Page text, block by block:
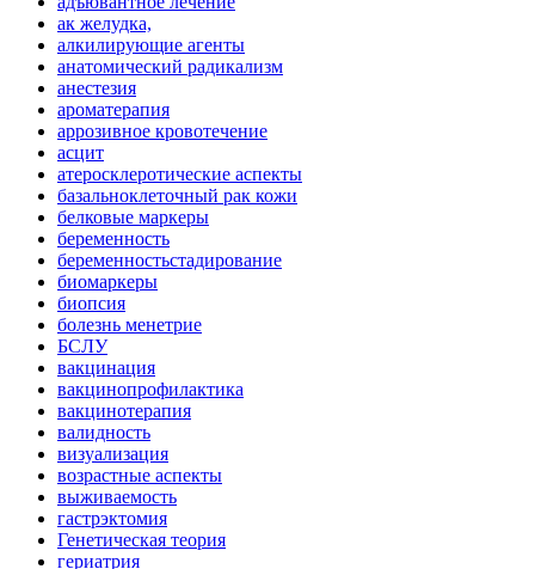
ак желудка,
алкилирующие агенты
анатомический радикализм
анестезия
ароматерапия
аррозивное кровотечение
асцит
атеросклеротические аспекты
базальноклеточный рак кожи
белковые маркеры
беременность
беременностьстадирование
биомаркеры
биопсия
болезнь менетрие
БСЛУ
вакцинация
вакцинопрофилактика
вакцинотерапия
валидность
визуализация
возрастные аспекты
выживаемость
гастрэктомия
Генетическая теория
гериатрия